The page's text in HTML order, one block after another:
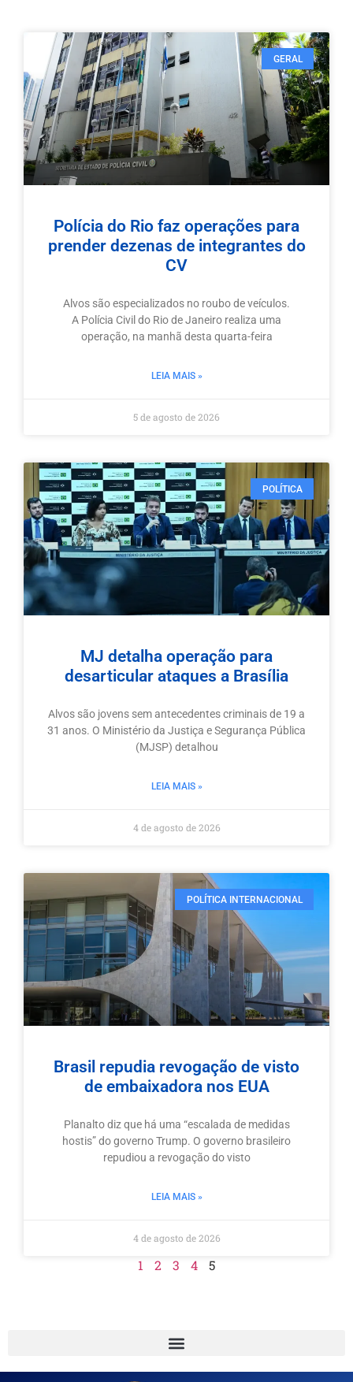
GERAL
Polícia do Rio faz operações para
prender dezenas de integrantes do
CV
Alvos são especializados no roubo de veículos.
A Polícia Civil do Rio de Janeiro realiza uma
operação, na manhã desta quarta-feira
LEIA MAIS »
5 de agosto de 2026
POLÍTICA
MJ detalha operação para
desarticular ataques a Brasília
Alvos são jovens sem antecedentes criminais de 19 a
31 anos. O Ministério da Justiça e Segurança Pública
(MJSP) detalhou
LEIA MAIS »
4 de agosto de 2026
POLÍTICA INTERNACIONAL
Brasil repudia revogação de visto
de embaixadora nos EUA
Planalto diz que há uma “escalada de medidas
hostis” do governo Trump. O governo brasileiro
repudiou a revogação do visto
LEIA MAIS »
4 de agosto de 2026
1 2 3 4 5